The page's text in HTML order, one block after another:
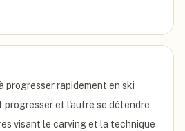
progresser rapidement en ski
progresser et l'autre se détendre
visant le carving et la technique